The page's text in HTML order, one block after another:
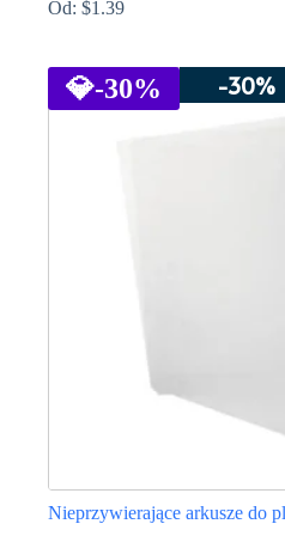
Od: $1.39
ma
wiele
💎-30% -30%
Nieprzywierające arkusze do